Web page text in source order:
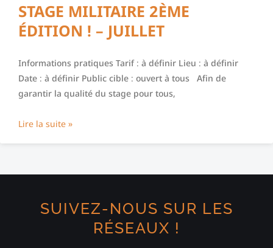
STAGE MILITAIRE 2ÈME
ÉDITION ! – JUILLET
Informations pratiques Tarif : à définir Lieu : à définir
Date : à définir Public cible : ouvert à tous Afin de
garantir la qualité du stage pour tous,
Lire la suite »
SUIVEZ-NOUS SUR LES
RÉSEAUX !